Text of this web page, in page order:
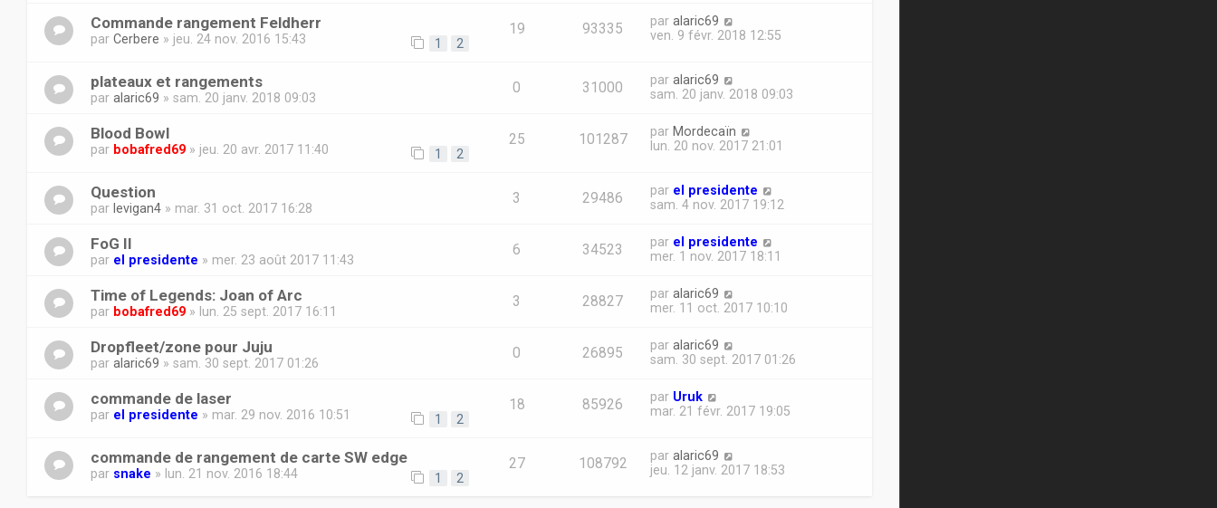
Commande rangement Feldherr
par Cerbere » jeu. 24 nov. 2016 15:43 1 2
19 93335 par alaric69
ven. 9 févr. 2018 12:55
plateaux et rangements
par alaric69 » sam. 20 janv. 2018 09:03
0 31000 par alaric69
sam. 20 janv. 2018 09:03
Blood Bowl
par bobafred69 » jeu. 20 avr. 2017 11:40 1 2
25 101287 par Mordecaïn
lun. 20 nov. 2017 21:01
Question
par levigan4 » mar. 31 oct. 2017 16:28
3 29486 par el presidente
sam. 4 nov. 2017 19:12
FoG II
par el presidente » mer. 23 août 2017 11:43
6 34523 par el presidente
mer. 1 nov. 2017 18:11
Time of Legends: Joan of Arc
par bobafred69 » lun. 25 sept. 2017 16:11
3 28827 par alaric69
mer. 11 oct. 2017 10:10
Dropfleet/zone pour Juju
par alaric69 » sam. 30 sept. 2017 01:26
0 26895 par alaric69
sam. 30 sept. 2017 01:26
commande de laser
par el presidente » mar. 29 nov. 2016 10:51 1 2
18 85926 par Uruk
mar. 21 févr. 2017 19:05
commande de rangement de carte SW edge
par snake » lun. 21 nov. 2016 18:44 1 2
27 108792 par alaric69
jeu. 12 janv. 2017 18:53